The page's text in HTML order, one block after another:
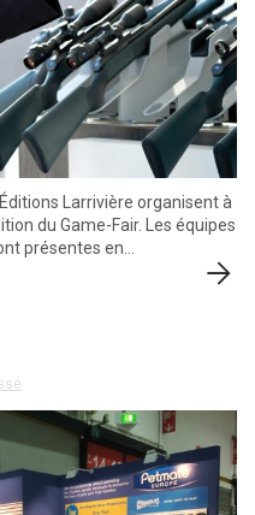
Larrivière organisent à
du Game-Fair. Les équipes
présentes en…